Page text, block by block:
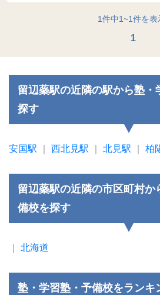
1件中1~1件を表
1
留辺蘂駅の近隣の駅から塾・
探す
安国駅 西北見駅 北見駅 柏
留辺蘂駅の近隣の市区町村か
備校を探す
北海道
塾・学習塾・予備校をランキ